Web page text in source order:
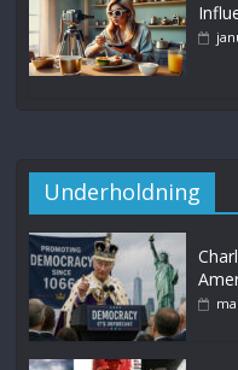
Underholdning